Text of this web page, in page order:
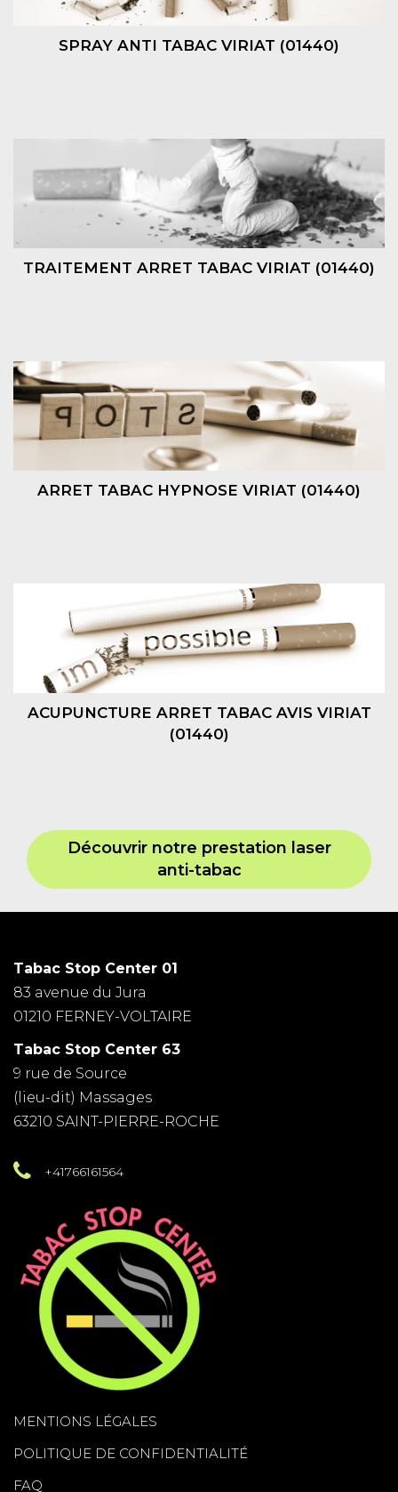
SPRAY ANTI TABAC VIRIAT (01440)
TRAITEMENT ARRET TABAC VIRIAT (01440)
ARRET TABAC HYPNOSE VIRIAT (01440)
ACUPUNCTURE ARRET TABAC AVIS VIRIAT
(01440)
Découvrir notre prestation laser
anti-tabac
Tabac Stop Center 01
83 avenue du Jura
01210 FERNEY-VOLTAIRE
Tabac Stop Center 63
9 rue de Source
(lieu-dit) Massages
63210 SAINT-PIERRE-ROCHE
+41766161564
MENTIONS LÉGALES
POLITIQUE DE CONFIDENTIALITÉ
FAQ